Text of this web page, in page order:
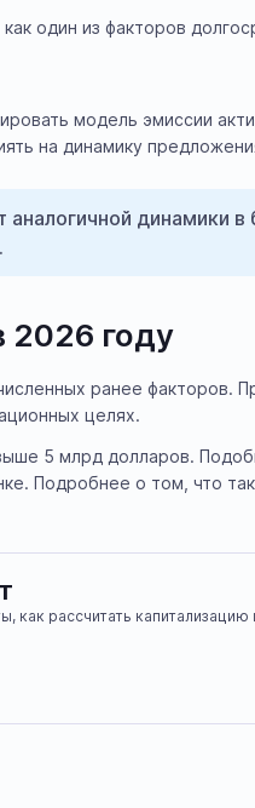
один из факторов
модель эмиссии
на динамику
аналогичной динамики
2026 году
ранее факторов.
целях.
5 млрд долларов.
о том, что
как рассчитать